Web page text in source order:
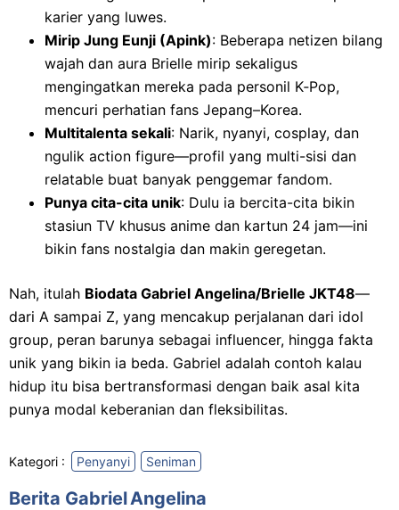
karier yang luwes.
Mirip Jung Eunji (Apink): Beberapa netizen bilang
wajah dan aura Brielle mirip sekaligus
mengingatkan mereka pada personil K‑Pop,
mencuri perhatian fans Jepang–Korea.
Multitalenta sekali: Narik, nyanyi, cosplay, dan
ngulik action figure—profil yang multi-sisi dan
relatable buat banyak penggemar fandom.
Punya cita-cita unik: Dulu ia bercita-cita bikin
stasiun TV khusus anime dan kartun 24 jam—ini
bikin fans nostalgia dan makin geregetan.
Nah, itulah Biodata Gabriel Angelina/Brielle JKT48—
dari A sampai Z, yang mencakup perjalanan dari idol
group, peran barunya sebagai influencer, hingga fakta
unik yang bikin ia beda. Gabriel adalah contoh kalau
hidup itu bisa bertransformasi dengan baik asal kita
punya modal keberanian dan fleksibilitas.
Kategori : Penyanyi Seniman
Berita Gabriel Angelina